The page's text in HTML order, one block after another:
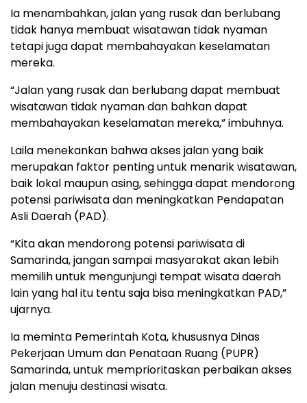
Ia menambahkan, jalan yang rusak dan berlubang
tidak hanya membuat wisatawan tidak nyaman
tetapi juga dapat membahayakan keselamatan
mereka.
“Jalan yang rusak dan berlubang dapat membuat
wisatawan tidak nyaman dan bahkan dapat
membahayakan keselamatan mereka,” imbuhnya.
Laila menekankan bahwa akses jalan yang baik
merupakan faktor penting untuk menarik wisatawan,
baik lokal maupun asing, sehingga dapat mendorong
potensi pariwisata dan meningkatkan Pendapatan
Asli Daerah (PAD).
“Kita akan mendorong potensi pariwisata di
Samarinda, jangan sampai masyarakat akan lebih
memilih untuk mengunjungi tempat wisata daerah
lain yang hal itu tentu saja bisa meningkatkan PAD,”
ujarnya.
Ia meminta Pemerintah Kota, khususnya Dinas
Pekerjaan Umum dan Penataan Ruang (PUPR)
Samarinda, untuk memprioritaskan perbaikan akses
jalan menuju destinasi wisata.